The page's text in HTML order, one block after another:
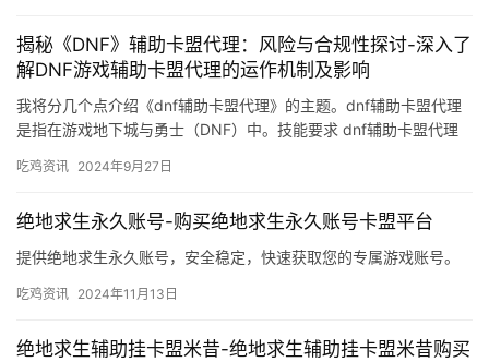
揭秘《DNF》辅助卡盟代理：风险与合规性探讨-深入了
解DNF游戏辅助卡盟代理的运作机制及影响
我将分几个点介绍《dnf辅助卡盟代理》的主题。dnf辅助卡盟代理
是指在游戏地下城与勇士（DNF）中。技能要求 dnf辅助卡盟代理
吃鸡资讯 2024年9月27日
绝地求生永久账号-购买绝地求生永久账号卡盟平台
提供绝地求生永久账号，安全稳定，快速获取您的专属游戏账号。
吃鸡资讯 2024年11月13日
绝地求生辅助挂卡盟米昔-绝地求生辅助挂卡盟米昔购买